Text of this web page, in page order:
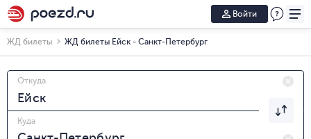
Войти
ЖД билеты ЖД билеты Ейск - Санкт-Петербург
Откуда
Куда